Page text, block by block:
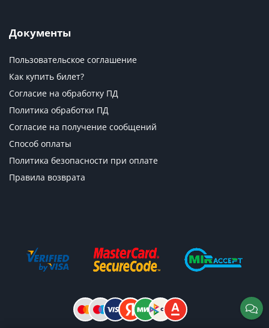
Документы
Пользовательское соглашение
Как купить билет?
Согласие на обработку ПД
Политика обработки ПД
Согласие на получение сообщений
Способ оплаты
Политика безопасности при оплате
Правила возврата